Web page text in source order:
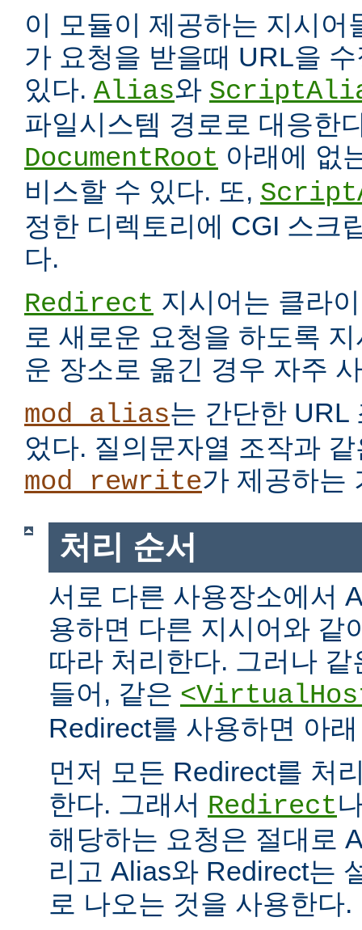
이 모듈이 제공하는 지시어
가 요청을 받을때 URL을
있다. Alias와
파일시스템 경로로 대응한
DocumentRoot 아래에 없
비스할 수 있다. 또,
정한 디렉토리에 CGI 스크
다.
Redirect 지시어는 클라
로 새로운 요청을 하도록
운 장소로 옮긴 경우 자주
mod_alias는 간단한 URL
었다. 질의문자열 조작과
mod_rewrite가 제공하는
처리 순서
서로 다른 사용장소에서
용하면 다른 지시어와 같
따라 처리한다. 그러나
들어, 같은
Redirect를 사용하면 아
먼저 모든 Redirect를 처
한다. 그래서 Redirect
해당하는 요청은 절대로
리고 Alias와 Redirect는
로 나오는 것을 사용한다.